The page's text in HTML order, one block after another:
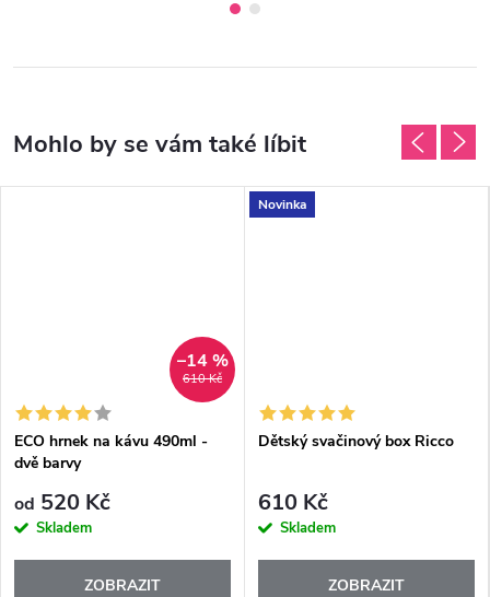
610 Kč
–14 %
ECO hrnek na kávu 490ml -
dvě barvy
od 520 Kč
Skladem
ZOBRAZIT
Novinka
Dětský svačinový box Ricco
610 Kč
Skladem
ZOBRAZIT